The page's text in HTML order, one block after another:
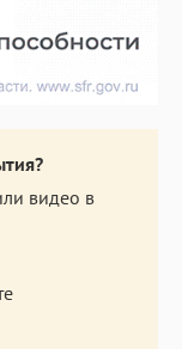
видео в